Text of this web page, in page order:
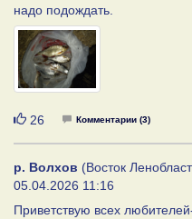
надо подождать.
Нравится
26 Комментарии (3)
р. Волхов (Восток
05.04.2026 11:16
Приветствую всех